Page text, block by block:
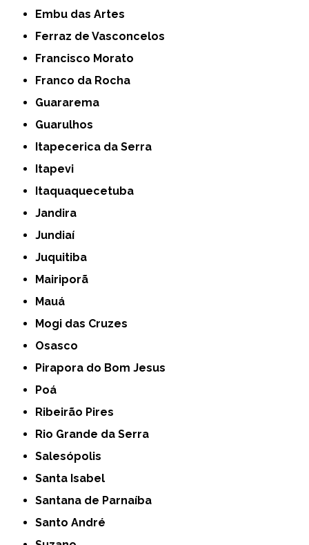
Embu das Artes
Ferraz de Vasconcelos
Francisco Morato
Franco da Rocha
Guararema
Guarulhos
Itapecerica da Serra
Itapevi
Itaquaquecetuba
Jandira
Jundiaí
Juquitiba
Mairiporã
Mauá
Mogi das Cruzes
Osasco
Pirapora do Bom Jesus
Poá
Ribeirão Pires
Rio Grande da Serra
Salesópolis
Santa Isabel
Santana de Parnaíba
Santo André